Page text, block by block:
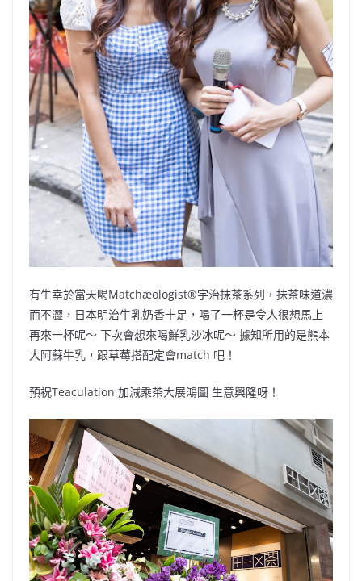
有生幸於當天喝Matchæologist®️宇治抹茶系列，抺茶味道濃
而不澀，日本明治牛乳奶香十足，喝了一杯是令人很想馬上
再來一杯呢～ 下次會想來喝鮮乳沙冰呢～ 據知所用的是熊本
大阿蘇牛乳，跟草莓搭配定會match 吧！
預祝Teaculation 加減乘茶大展鴻圖 生意興隆呀！